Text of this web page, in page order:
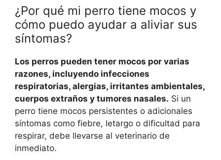
¿Por qué mi perro tiene mocos y
cómo puedo ayudar a aliviar sus
síntomas?
Los perros pueden tener mocos por varias
razones, incluyendo infecciones
respiratorias, alergias, irritantes ambientales,
cuerpos extraños y tumores nasales. Si un
perro tiene mocos persistentes o adicionales
síntomas como fiebre, letargo o dificultad para
respirar, debe llevarse al veterinario de
inmediato.